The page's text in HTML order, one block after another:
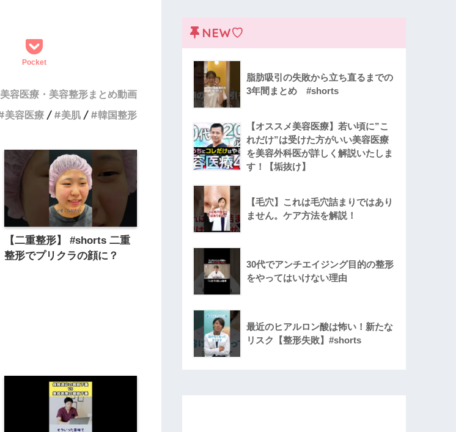
Pocket
美容医療・美容整形まとめ動画
美容医療 美肌 韓国整形
【二重整形】 #shorts 二重
整形でプリクラの顔に？
NEW♡
脂肪吸引の失敗から立ち直るまでの
3年間まとめ #shorts
【オススメ美容医療】若い頃に”こ
れだけ”は受けた方がいい美容医療
を美容外科医が詳しく解説いたしま
す！【垢抜け】
【毛穴】これは毛穴詰まりではあり
ません。ケア方法を解説！
30代でアンチエイジング目的の整形
をやってはいけない理由
最近のヒアルロン酸は怖い！新たな
リスク【整形失敗】#shorts